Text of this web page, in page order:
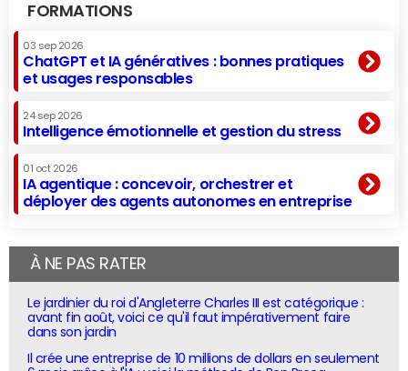
FORMATIONS
03 sep 2026
ChatGPT et IA génératives : bonnes pratiques
et usages responsables
24 sep 2026
Intelligence émotionnelle et gestion du stress
01 oct 2026
IA agentique : concevoir, orchestrer et
déployer des agents autonomes en entreprise
À NE PAS RATER
Le jardinier du roi d'Angleterre Charles III est catégorique :
avant fin août, voici ce qu'il faut impérativement faire
dans son jardin
Il crée une entreprise de 10 millions de dollars en seulement